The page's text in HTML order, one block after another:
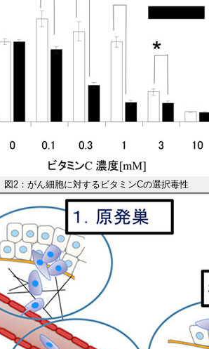
図2：がん細胞に対するビタミンCの選択毒性